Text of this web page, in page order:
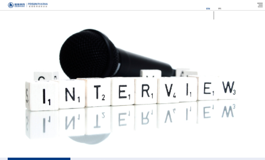
EN FR